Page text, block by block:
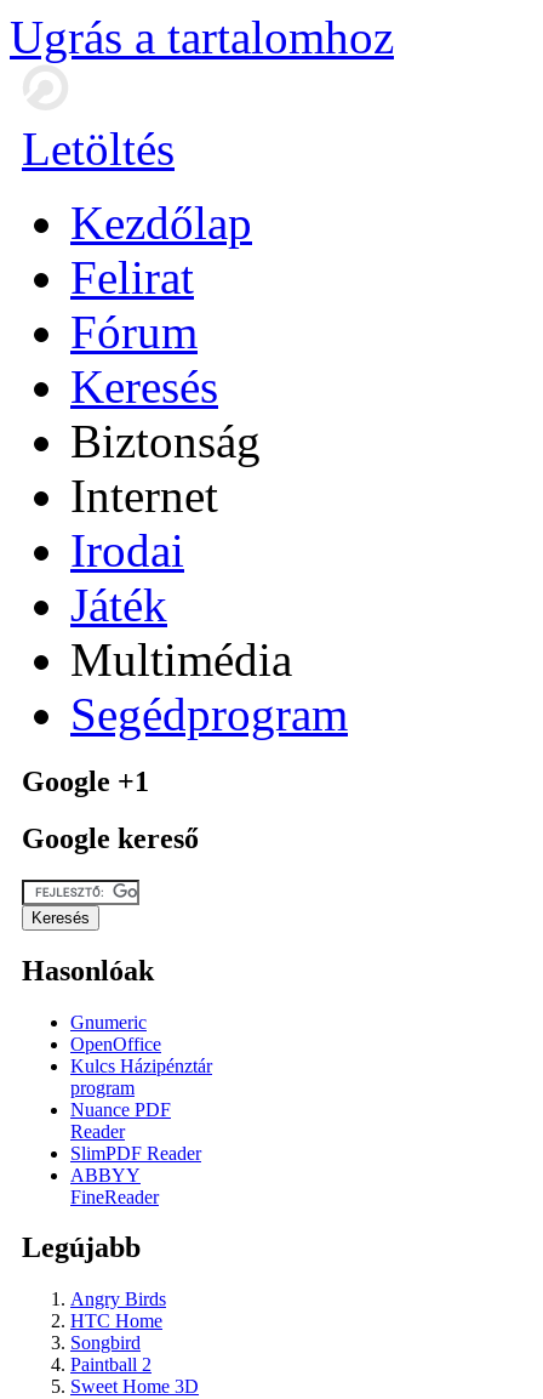
Ugrás a tartalomhoz
Letöltés
Kezdőlap
Felirat
Fórum
Keresés
Biztonság
Internet
Irodai
Játék
Multimédia
Segédprogram
Google +1
Google kereső
Hasonlóak
Gnumeric
OpenOffice
Kulcs Házipénztár
program
Nuance PDF
Reader
SlimPDF Reader
ABBYY
FineReader
Legújabb
Angry Birds
HTC Home
Songbird
Paintball 2
Sweet Home 3D